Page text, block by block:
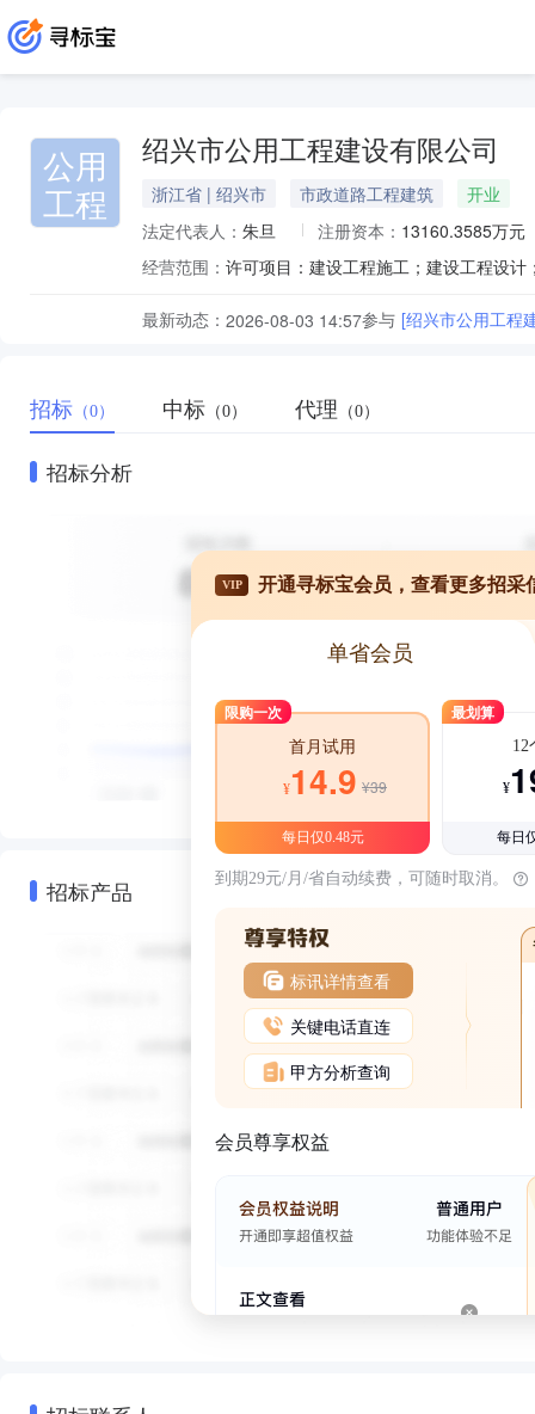
公用
工程
绍兴市公用工程建设有限公司
浙江省 | 绍兴市 市政道路工程建筑
开业
法定代表人： 朱旦 注册资本： 13160.3585万元
经营范围：
最新动态： 2026-08-03 14:57参与 [绍兴市公用工程
招标 （0） 中标 （0） 代理 （0）
招标分析
招标产品
VIP 开通寻标宝会员，查看更多招采
单省会员
限购一次
首月试用
¥14.9 ¥39
每日仅0.48元
最划算
12
¥
每日
到期29元/月/省自动续费，可随时取消。
标讯详情查看
关键电话直连
甲方分析查询
会员尊享权益